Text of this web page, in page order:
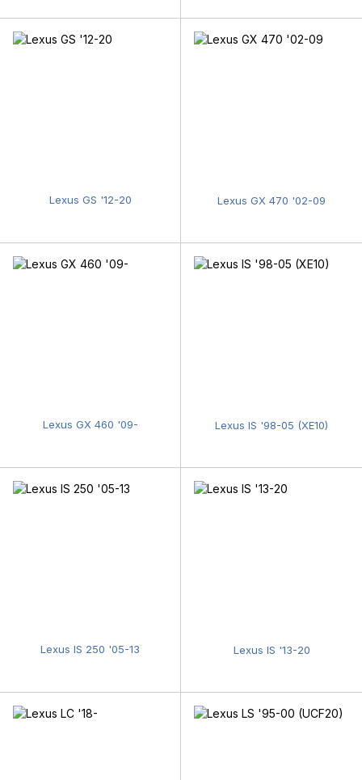
Lexus GS '12-20 Lexus GX 470 '02-09
Lexus GX 460 '09- Lexus IS '98-05 (XE10)
Lexus IS 250 '05-13 Lexus IS '13-20